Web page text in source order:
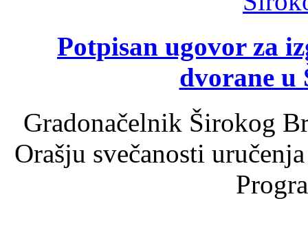
Potpisan ugovor za
dvorane u
Gradonačelnik Širokog
Orašju svečanosti